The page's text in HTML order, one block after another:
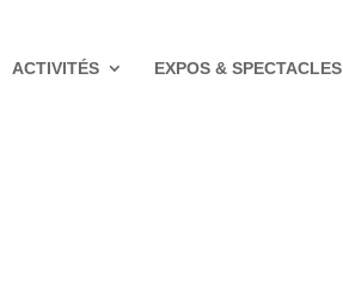
ACTIVITÉS EXPOS & SPECTACLES